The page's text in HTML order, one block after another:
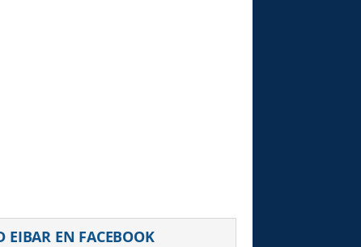
EIBAR EN FACEBOOK